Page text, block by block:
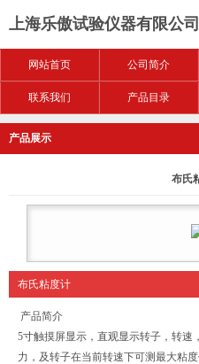
上海乐傲试验仪器有限公司
网站首页 公司简介
联系我们 产品目录
产品展示
布氏
布氏粘度计
产品简介
5寸触摸屏显示，直观显示转子，转速
力，及转子在当前转速下可测最大粘